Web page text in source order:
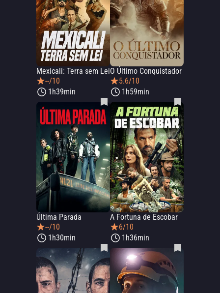
Mexicali: Terra sem Lei
--/10
1h39min
O Último Conquistador
5.6/10
1h59min
Última Parada
--/10
1h30min
A Fortuna de Escobar
6/10
1h36min